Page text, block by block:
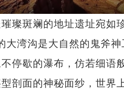
斑斓的地址遗址宛如
大湾沟是大自然的鬼斧
停歇的瀑布，仿若细语
剖面的神秘面纱，世界